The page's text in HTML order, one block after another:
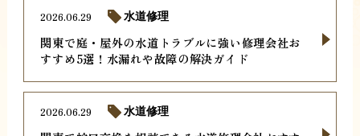
関東で庭・屋外の水道トラブルに強い修理会社お
すすめ5選！水漏れや故障の解決ガイド
2026.06.29 水道修理
2026.06.29 水道修理